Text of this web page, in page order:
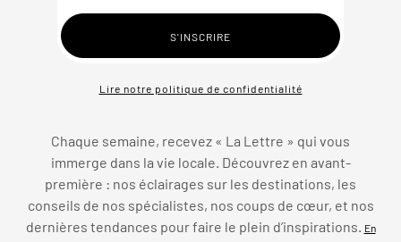
Lire notre politique de confidentialité
Chaque semaine, recevez « La Lettre » qui vous
immerge dans la vie locale. Découvrez en avant-
première : nos éclairages sur les destinations, les
conseils de nos spécialistes, nos coups de cœur, et nos
dernières tendances pour faire le plein d’inspirations. En